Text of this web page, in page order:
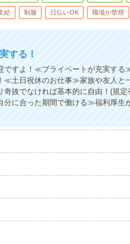
給 制服 日払いOK 職場が禁煙
する！
すよ！≪プライベートが充実する
≪土日祝休のお仕事≫家族や友人と
抜でなければ基本的に自由！(規
に合った期間で働ける≫福利厚生